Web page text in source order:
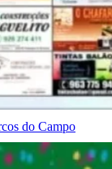
do Campo